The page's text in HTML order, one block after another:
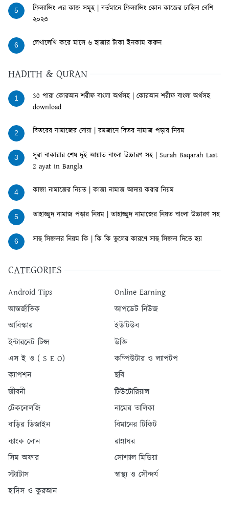
5
ফ্রিল্যান্সিং এর কাজ সমূহ | বর্তমানে ফ্রিল্যান্সিং কোন কাজের চাহিদা বেশি
২০২৩
6 লেখালেখি করে মাসে ৬ হাজার টাকা ইনকাম করুন
HADITH & QURAN
1
30 পারা কোরআন শরীফ বাংলা অর্থসহ | কোরআন শরীফ বাংলা অর্থসহ
download
2 বিতরের নামাজের দোয়া | রমজানে বিতর নামাজ পড়ার নিয়ম
3
সূরা বাকারার শেষ দুই আয়াত বাংলা উচ্চারণ সহ | Surah Baqarah Last
2 ayat in Bangla
4 কাজা নামাজের নিয়ত | কাজা নামাজ আদায় করার নিয়ম
5 তাহাজ্জুদ নামাজ পড়ার নিয়ম | তাহাজ্জুদ নামাজের নিয়ত বাংলা উচ্চারণ সহ
6 সাহু সিজদার নিয়ম কি | কি কি ভুলের কারণে সাহু সিজদা দিতে হয়
CATEGORIES
Android Tips
Online Earning
আন্তর্জাতিক
আপডেট নিউজ
আবিস্কার
ইউটিউব
ইন্টারনেট টিপ্স
উক্তি
এস ই ও ( S E O)
কম্পিউটার ও ল্যাপটপ
ক্যাপশন
ছবি
জীবনী
টিউটোরিয়াল
টেকনোলজি
নামের তালিকা
বাড়ির ডিজাইন
বিমানের টিকিট
ব্যাংক লোন
রান্নাঘর
সিম অফার
সোশ্যাল মিডিয়া
স্ট্যাটাস
স্বাস্থ্য ও সৌন্দর্য
হাদিস ও কুরআন